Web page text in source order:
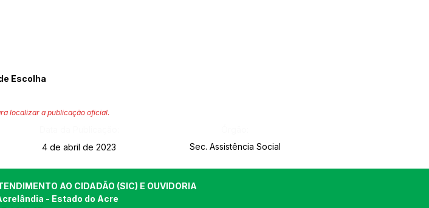
Escolha
localizar a publicação oficial.
4 de abril de 2023 Sec. Assistência Social
AO CIDADÃO (SIC) E OUVIDORIA
- Estado do Acre